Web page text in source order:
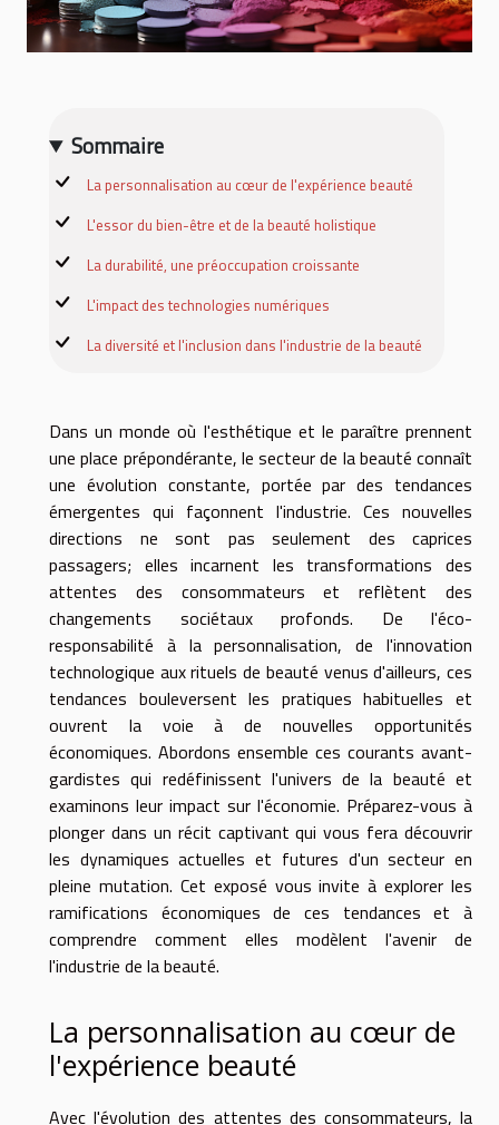
Sommaire
La personnalisation au cœur de l'expérience beauté
L'essor du bien-être et de la beauté holistique
La durabilité, une préoccupation croissante
L'impact des technologies numériques
La diversité et l'inclusion dans l'industrie de la beauté
Dans un monde où l'esthétique et le paraître prennent
une place prépondérante, le secteur de la beauté connaît
une évolution constante, portée par des tendances
émergentes qui façonnent l'industrie. Ces nouvelles
directions ne sont pas seulement des caprices
passagers; elles incarnent les transformations des
attentes des consommateurs et reflètent des
changements sociétaux profonds. De l'éco-
responsabilité à la personnalisation, de l'innovation
technologique aux rituels de beauté venus d'ailleurs, ces
tendances bouleversent les pratiques habituelles et
ouvrent la voie à de nouvelles opportunités
économiques. Abordons ensemble ces courants avant-
gardistes qui redéfinissent l'univers de la beauté et
examinons leur impact sur l'économie. Préparez-vous à
plonger dans un récit captivant qui vous fera découvrir
les dynamiques actuelles et futures d'un secteur en
pleine mutation. Cet exposé vous invite à explorer les
ramifications économiques de ces tendances et à
comprendre comment elles modèlent l'avenir de
l'industrie de la beauté.
La personnalisation au cœur de
l'expérience beauté
Avec l'évolution des attentes des consommateurs, la